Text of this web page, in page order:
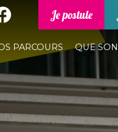
Je postule
PARCOURS QUE